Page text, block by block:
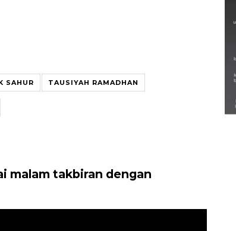
SAHUR TAUSIYAH RAMADHAN
malam takbiran dengan
Semarak Lebaran Ketupat di
berbagai daerah